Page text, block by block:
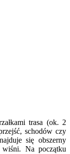
trasa (ok. 2
schodów czy
się obszerny
wiśni. Na początku